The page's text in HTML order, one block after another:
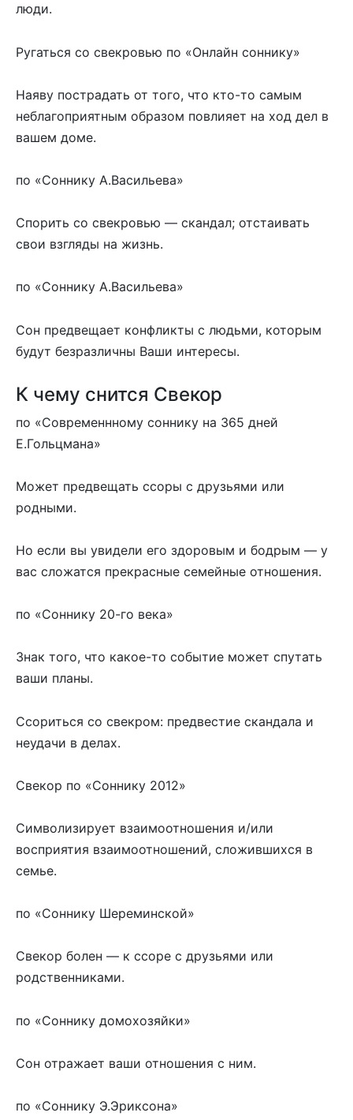
люди.
Ругаться со свекровью по «Онлайн соннику»
Наяву пострадать от того, что кто-то самым
неблагоприятным образом повлияет на ход дел в
вашем доме.
по «Соннику А.Васильева»
Спорить со свекровью — скандал; отстаивать
свои взгляды на жизнь.
по «Соннику А.Васильева»
Сон предвещает конфликты с людьми, которым
будут безразличны Ваши интересы.
К чему снится Свекор
по «Современнному соннику на 365 дней
Е.Гольцмана»
Может предвещать ссоры с друзьями или
родными.
Но если вы увидели его здоровым и бодрым — у
вас сложатся прекрасные семейные отношения.
по «Соннику 20-го века»
Знак того, что какое-то событие может спутать
ваши планы.
Ссориться со свекром: предвестие скандала и
неудачи в делах.
Свекор по «Соннику 2012»
Символизирует взаимоотношения и/или
восприятия взаимоотношений, сложившихся в
семье.
по «Соннику Шереминской»
Свекор болен — к ссоре с друзьями или
родственниками.
по «Соннику домохозяйки»
Сон отражает ваши отношения с ним.
по «Соннику Э.Эриксона»